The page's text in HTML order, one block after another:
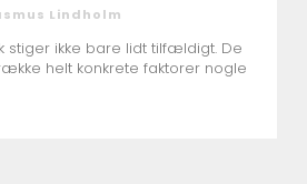
Lindholm
stiger ikke bare lidt tilfældigt. De
helt konkrete faktorer nogle